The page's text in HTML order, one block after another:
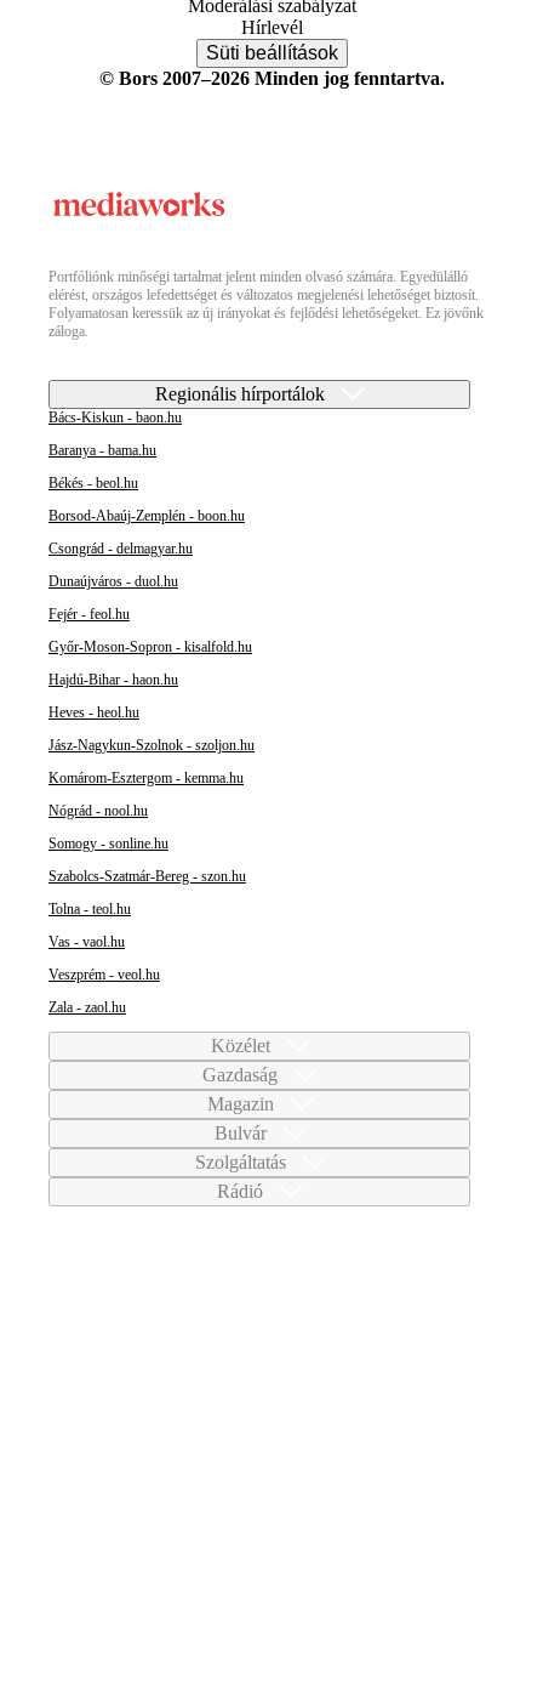
Moderálási szabályzat
Hírlevél
Süti beállítások
© Bors 2007–2026 Minden jog fenntartva.
Portfóliónk minőségi tartalmat jelent minden olvasó számára. Egyedülálló
elérést, országos lefedettséget és változatos megjelenési lehetőséget biztosít.
Folyamatosan keressük az új irányokat és fejlődési lehetőségeket. Ez jövőnk
záloga.
Regionális hírportálok
Bács-Kiskun - baon.hu
Baranya - bama.hu
Békés - beol.hu
Borsod-Abaúj-Zemplén - boon.hu
Csongrád - delmagyar.hu
Dunaújváros - duol.hu
Fejér - feol.hu
Győr-Moson-Sopron - kisalfold.hu
Hajdú-Bihar - haon.hu
Heves - heol.hu
Jász-Nagykun-Szolnok - szoljon.hu
Komárom-Esztergom - kemma.hu
Nógrád - nool.hu
Somogy - sonline.hu
Szabolcs-Szatmár-Bereg - szon.hu
Tolna - teol.hu
Vas - vaol.hu
Veszprém - veol.hu
Zala - zaol.hu
Közélet
Gazdaság
Magazin
Bulvár
Szolgáltatás
Rádió